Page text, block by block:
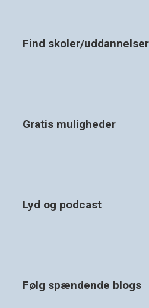
Find skoler/uddannelser
Gratis muligheder
Lyd og podcast
Følg spændende blogs